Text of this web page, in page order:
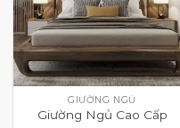
GIƯỜNG NGỦ
Giường Ngủ Cao Cấp